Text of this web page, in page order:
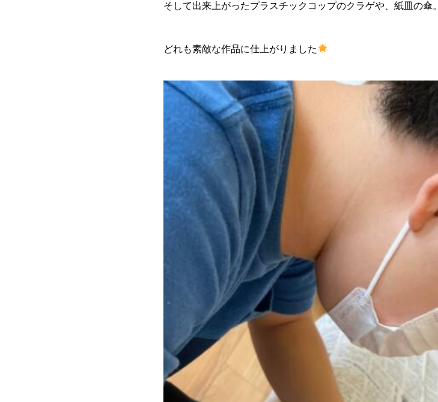
そして出来上がったプラスチックコップのクラゲや、紙皿の傘。
どれも素敵な作品に仕上がりました